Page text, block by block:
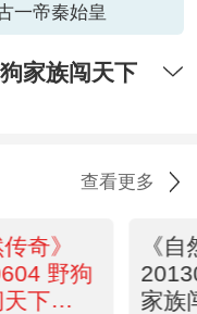
一帝秦始皇
家族闯天下
查看更多
奇》
野狗
下
《
家族